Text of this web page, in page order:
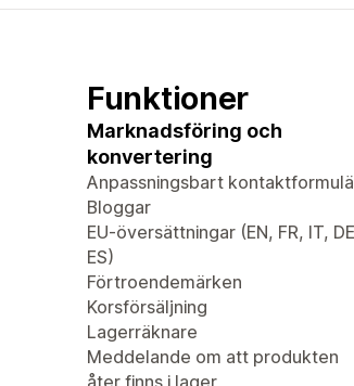
Funktioner
Marknadsföring och
konvertering
Anpassningsbart
Bloggar
EU-översättningar (EN, FR, IT,
ES)
Förtroendemärken
Korsförsäljning
Lagerräknare
Meddelande om att produkten
åter finns i lager